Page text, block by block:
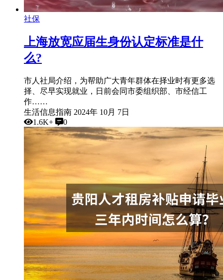
社保
上海放宽应届生身份认定标准是什
么?
市人社局介绍，为帮助广大青年群体在择业时有更多选
择、尽早实现就业，日前会同市委组织部、市经信工
作……
生活信息指南 2024年 10月 7日
1.6K+
0